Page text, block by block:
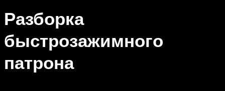
Разборка
быстрозажимного
патрона